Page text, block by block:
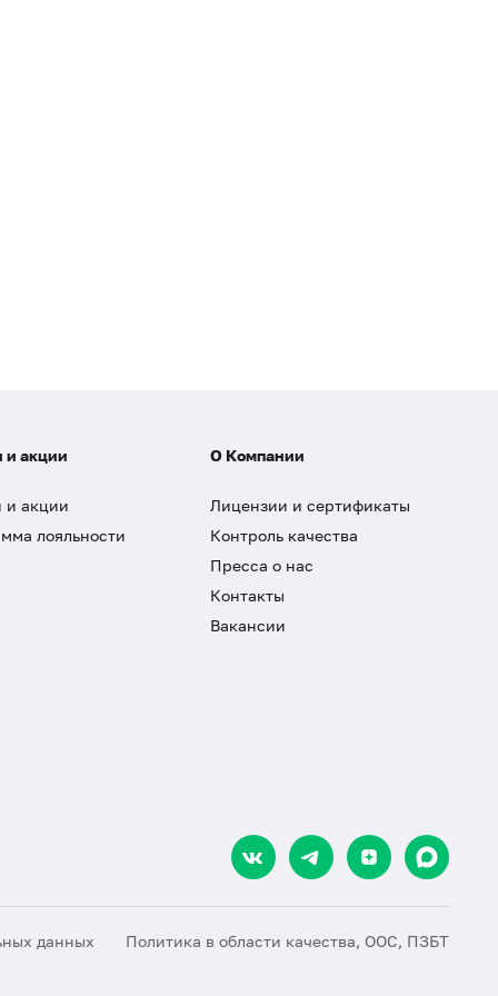
и акции
и акции
лояльности
О Компании
Лицензии и сертификаты
Контроль качества
Пресса о нас
Контакты
Вакансии
данных Политика в области качества, ООС, ПЗБТ